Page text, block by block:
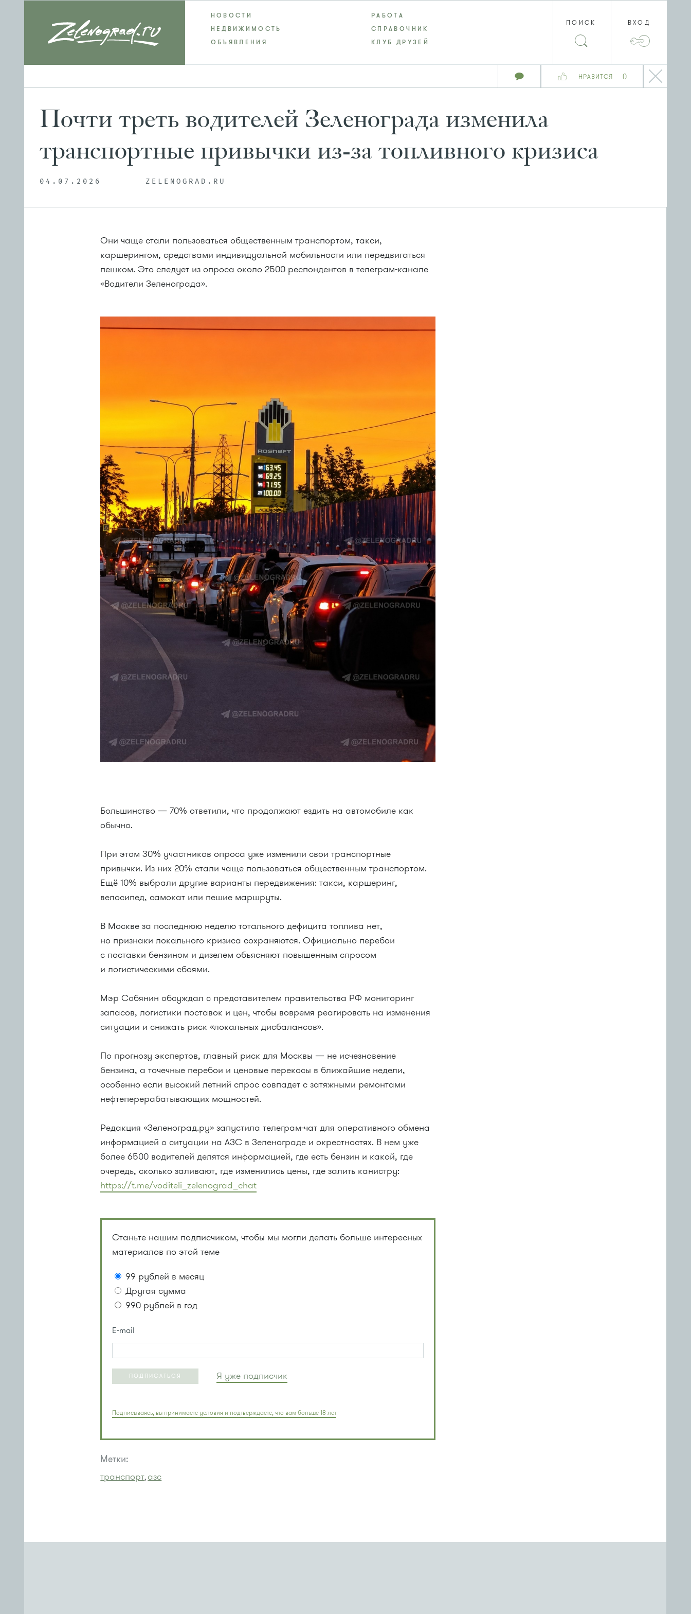
НРАВИТСЯ 0
НОВОСТИ
РАБОТА
НЕДВИЖИМОСТЬ
СПРАВОЧНИК
ОБЪЯВЛЕНИЯ
КЛУБ ДРУЗЕЙ
ПОИСК ВХОД
Почти треть водителей Зеленограда изменила
транспортные привычки из-за топливного кризиса
04.07.2026 ZELENOGRAD.RU
Они чаще стали пользоваться общественным транспортом, такси,
каршерингом, средствами индивидуальной мобильности или передвигаться
пешком. Это следует из опроса около 2500 респондентов в телеграм-канале
«Водители Зеленограда».
Большинство — 70% ответили, что продолжают ездить на автомобиле как
обычно.
При этом 30% участников опроса уже изменили свои транспортные
привычки. Из них 20% стали чаще пользоваться общественным транспортом.
Ещё 10% выбрали другие варианты передвижения: такси, каршеринг,
велосипед, самокат или пешие маршруты.
В Москве за последнюю неделю тотального дефицита топлива нет,
но признаки локального кризиса сохраняются. Официально перебои
с поставки бензином и дизелем объясняют повышенным спросом
и логистическими сбоями.
Мэр Собянин обсуждал с представителем правительства РФ мониторинг
запасов, логистики поставок и цен, чтобы вовремя реагировать на изменения
ситуации и снижать риск «локальных дисбалансов».
По прогнозу экспертов, главный риск для Москвы — не исчезновение
бензина, а точечные перебои и ценовые перекосы в ближайшие недели,
особенно если высокий летний спрос совпадет с затяжными ремонтами
нефтеперерабатывающих мощностей.
Редакция «Зеленоград.ру» запустила телеграм-чат для оперативного обмена
информацией о ситуации на АЗС в Зеленограде и окрестностях. В нем уже
более 6500 водителей делятся информацией, где есть бензин и какой, где
очередь, сколько заливают, где изменились цены, где залить канистру:
https://t.me/voditeli_zelenograd_chat
Станьте нашим подписчиком, чтобы мы могли делать больше интересных
материалов по этой теме
99 рублей в месяц
Другая сумма
990 рублей в год
E-mail
ПОДПИСАТЬСЯ Я уже подписчик
Подписываясь, вы принимаете условия и подтверждаете, что вам больше 18 лет
Метки:
транспорт,азс